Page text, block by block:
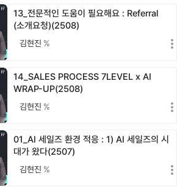
13_전문적인 도움이 필요해요 : Referral
(소개요청)(2508)
김현진 %
14_SALES PROCESS 7LEVEL x AI
WRAP-UP(2508)
김현진 %
01_AI 세일즈 환경 적응 : 1) AI 세일즈의 시
대가 왔다(2507)
김현진 %